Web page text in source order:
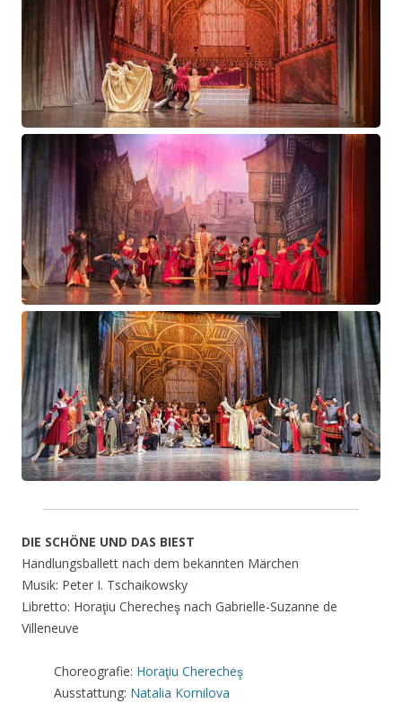
DIE SCHÖNE UND DAS BIEST
Handlungsballett nach dem bekannten Märchen
Musik: Peter I. Tschaikowsky
Libretto: Horaţiu Cherecheş nach Gabrielle-Suzanne de
Villeneuve
Choreografie: Horaţiu Cherecheş
Ausstattung: Natalia Kornilova